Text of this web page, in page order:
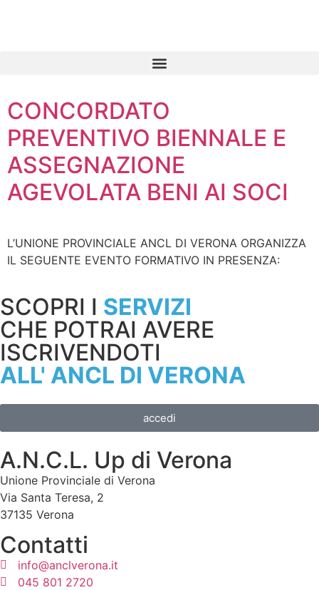
CONCORDATO
PREVENTIVO BIENNALE E
ASSEGNAZIONE
AGEVOLATA BENI AI SOCI
L’UNIONE PROVINCIALE ANCL DI VERONA ORGANIZZA
IL SEGUENTE EVENTO FORMATIVO IN PRESENZA:
SCOPRI I SERVIZI
CHE POTRAI AVERE
ISCRIVENDOTI
ALL' ANCL DI VERONA
accedi
A.N.C.L. Up di Verona
Unione Provinciale di Verona
Via Santa Teresa, 2
37135 Verona
Contatti
info@anclverona.it
045 801 2720